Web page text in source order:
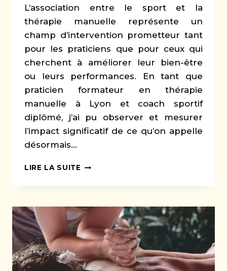
L’association entre le sport et la
thérapie manuelle représente un
champ d’intervention prometteur tant
pour les praticiens que pour ceux qui
cherchent à améliorer leur bien-être
ou leurs performances. En tant que
praticien formateur en thérapie
manuelle à Lyon et coach sportif
diplômé, j’ai pu observer et mesurer
l’impact significatif de ce qu’on appelle
désormais…
LIRE LA SUITE EXPLORER
POTENTIEL
TRAINING
THÉRAPIE
POUR
SOULAGER
VOS
CLIENTS